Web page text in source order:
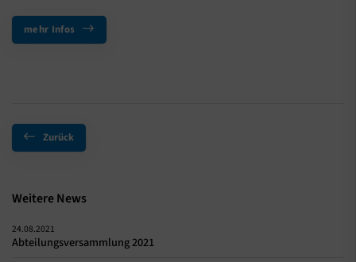
mehr Infos
Zurück
Weitere News
24.08.2021
Abteilungsversammlung 2021